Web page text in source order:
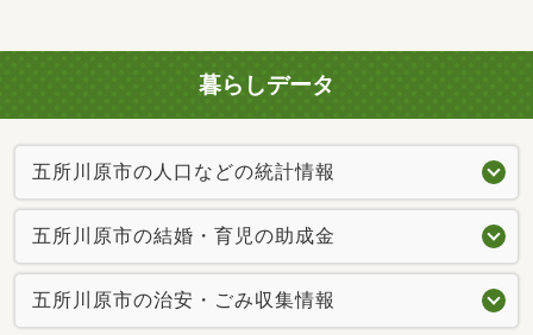
暮らしデータ
五所川原市の人口などの統計情報
五所川原市の結婚・育児の助成金
五所川原市の治安・ごみ収集情報